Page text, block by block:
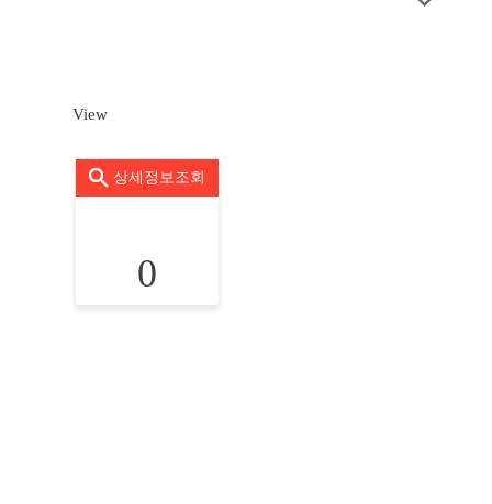
View
상세정보조회
0